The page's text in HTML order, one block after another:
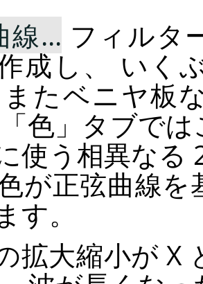
線... フィルタ
成し、 いく
たベニヤ板
「色 」 タブで
使う相異なる
が正弦曲線
す。
拡大縮小が X